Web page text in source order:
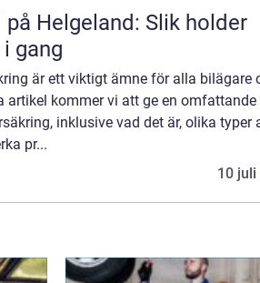
Helgeland: Slik holder
gang
är ett viktigt ämne för alla bilägare
artikel kommer vi att ge en omfattande
inklusive vad det är, olika typer
pr...
10 juli